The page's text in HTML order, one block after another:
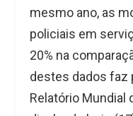
mesmo ano, as
policiais em
20% na
destes dados faz
Relatório Mundial